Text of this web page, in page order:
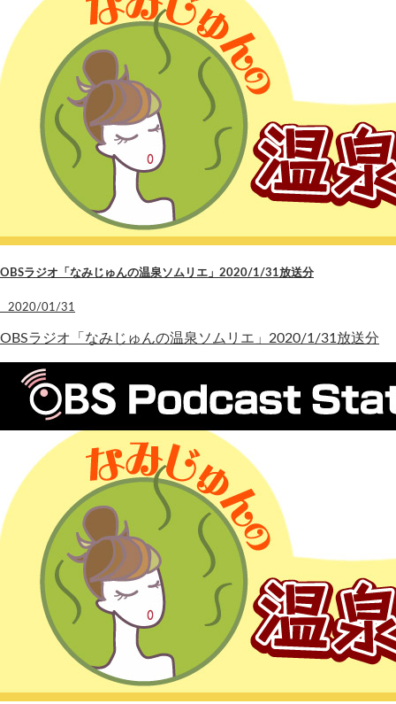
OBSラジオ「なみじゅんの温泉ソムリエ」2020/1/31放送分
2020/01/31
OBSラジオ「なみじゅんの温泉ソムリエ」2020/1/31放送分